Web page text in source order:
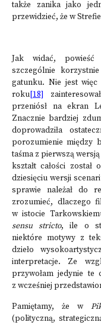
także zanika jako
przewidzieć, że w
Jak widać, powieść
szczególnie
gatunku. Nie jest więc
roku[18]
przeniósł na ekran
Znacznie bardziej
doprowadziła
porozumienie między
taśma z pierwszą
kształt całości
dziesięciu wersji
sprawie należał do
zrozumieć, dlaczego
w istocie
sensu stricto, ile o
niektóre motywy z
dzieło
interpretacje. Ze
przywołam jedynie
z wcześniej
Pamiętamy, że w
(polityczną,